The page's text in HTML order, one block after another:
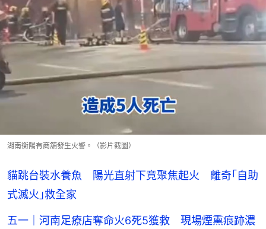
湖南衡陽有商舖發生火警。（影片截圖）
貓跳台裝水養魚 陽光直射下竟聚焦起火 離奇｢自助
式滅火｣救全家
五一｜河南足療店奪命火6死5獲救 現場煙熏痕跡濃